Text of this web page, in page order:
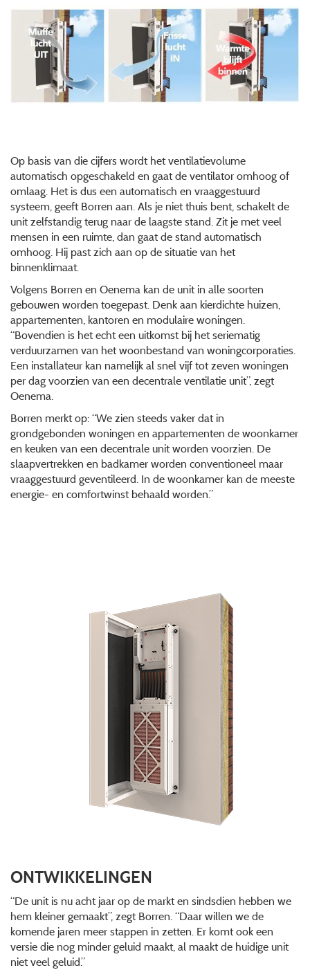
Op basis van die cijfers wordt het ventilatievolume
automatisch opgeschakeld en gaat de ventilator omhoog of
omlaag. Het is dus een automatisch en vraaggestuurd
systeem, geeft Borren aan. Als je niet thuis bent, schakelt de
unit zelfstandig terug naar de laagste stand. Zit je met veel
mensen in een ruimte, dan gaat de stand automatisch
omhoog. Hij past zich aan op de situatie van het
binnenklimaat.
Volgens Borren en Oenema kan de unit in alle soorten
gebouwen worden toegepast. Denk aan kierdichte huizen,
appartementen, kantoren en modulaire woningen.
“Bovendien is het echt een uitkomst bij het seriematig
verduurzamen van het woonbestand van woningcorporaties.
Een installateur kan namelijk al snel vijf tot zeven woningen
per dag voorzien van een decentrale ventilatie unit”, zegt
Oenema.
Borren merkt op: “We zien steeds vaker dat in
grondgebonden woningen en appartementen de woonkamer
en keuken van een decentrale unit worden voorzien. De
slaapvertrekken en badkamer worden conventioneel maar
vraaggestuurd geventileerd. In de woonkamer kan de meeste
energie- en comfortwinst behaald worden.”
ONTWIKKELINGEN
“De unit is nu acht jaar op de markt en sindsdien hebben we
hem kleiner gemaakt”, zegt Borren. “Daar willen we de
komende jaren meer stappen in zetten. Er komt ook een
versie die nog minder geluid maakt, al maakt de huidige unit
niet veel geluid.”